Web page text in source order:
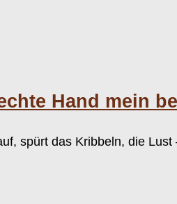
Hand mein
spürt das Kribbeln, die